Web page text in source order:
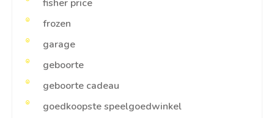
fisher price
frozen
garage
geboorte
geboorte cadeau
goedkoopste speelgoedwinkel